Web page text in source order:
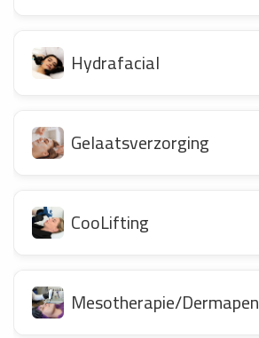
Hydrafacial
Gelaatsverzorging
CooLifting
Mesotherapie/Dermapen